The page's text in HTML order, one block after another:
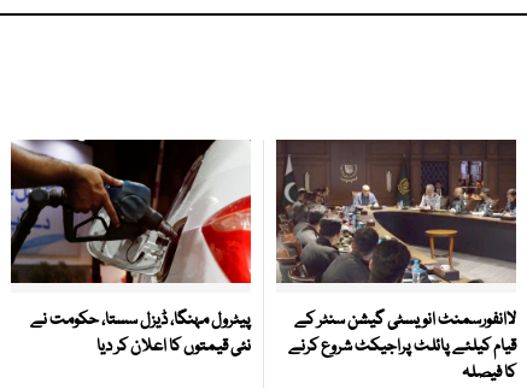
لاانفورسمنٹ انویسٹی گیشن سنٹر کے
قیام کیلئے پائلٹ پراجیکٹ شروع کرنے
کا فیصلہ
پیٹرول مہنگا، ڈیزل سستا، حکومت نے
نئی قیمتوں کا اعلان کر دیا